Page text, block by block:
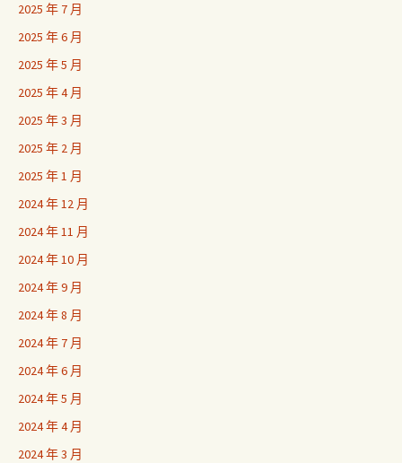
2025 年 7 月
2025 年 6 月
2025 年 5 月
2025 年 4 月
2025 年 3 月
2025 年 2 月
2025 年 1 月
2024 年 12 月
2024 年 11 月
2024 年 10 月
2024 年 9 月
2024 年 8 月
2024 年 7 月
2024 年 6 月
2024 年 5 月
2024 年 4 月
2024 年 3 月